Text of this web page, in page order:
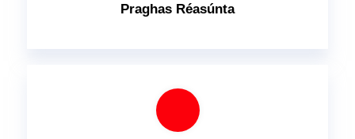
Praghas Réasúnta